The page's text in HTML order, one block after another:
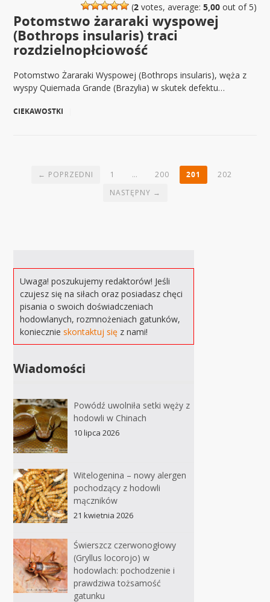
(2votes, average: 5,00out of 5)
Potomstwo żararaki wyspowej
(Bothrops insularis) traci
rozdzielnopłciowość
Potomstwo Żararaki Wyspowej (Bothrops insularis), węża z
wyspy Quiemada Grande (Brazylia) w skutek defektu…
CIEKAWOSTKI
← POPRZEDNI 1 … 200 201
202
NASTĘPNY →
Uwaga! poszukujemy redaktorów! Jeśli
czujesz się na siłach oraz posiadasz chęci
pisania o swoich doświadczeniach
hodowlanych, rozmnożeniach gatunków,
koniecznieskontaktuj się z nami!
Wiadomości
Powódź uwolniła setki węży z
hodowli w Chinach
10 lipca 2026
Witelogenina – nowy alergen
pochodzący z hodowli
mączników
21 kwietnia 2026
Świerszcz czerwonogłowy
(Gryllus locorojo) w
hodowlach: pochodzenie i
prawdziwa tożsamość
gatunku